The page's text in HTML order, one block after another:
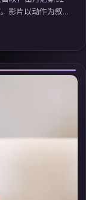
影片以动作为叙
摄影与配乐强化
视剧在线看」延
。